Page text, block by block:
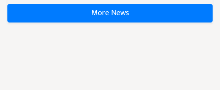
More News